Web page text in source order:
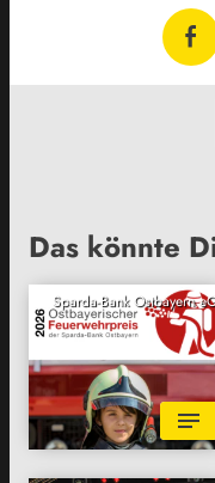
Das könnte
Sparda-Bank Ostbayern